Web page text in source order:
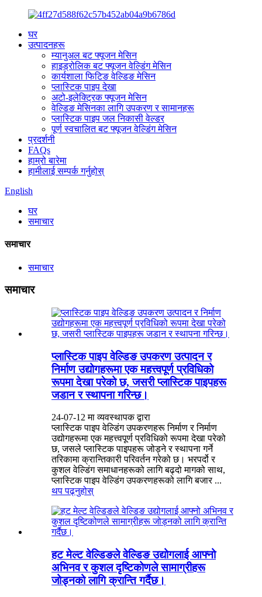
घर
उत्पादनहरू
म्यानुअल बट फ्यूजन मेसिन
हाइड्रोलिक बट फ्यूजन वेल्डिंग मेसिन
कार्यशाला फिटिङ वेल्डिङ मेसिन
प्लास्टिक पाइप देखा
अटो-इलेक्ट्रिक फ्यूजन मेसिन
वेल्डिङ मेसिनका लागि उपकरण र सामानहरू
प्लास्टिक पाइप जल निकासी वेल्डर
पूर्ण स्वचालित बट फ्यूजन वेल्डिंग मेसिन
प्रदर्शनी
FAQs
हाम्रो बारेमा
हामीलाई सम्पर्क गर्नुहोस्
English
घर
समाचार
समाचार
समाचार
समाचार
प्लास्टिक पाइप वेल्डिङ उपकरण उत्पादन र
निर्माण उद्योगहरूमा एक महत्त्वपूर्ण प्रविधिको
रूपमा देखा परेको छ, जसरी प्लास्टिक पाइपहरू
जडान र स्थापना गरिन्छ।
24-07-12 मा व्यवस्थापक द्वारा
प्लास्टिक पाइप वेल्डिंग उपकरणहरू निर्माण र निर्माण
उद्योगहरूमा एक महत्त्वपूर्ण प्रविधिको रूपमा देखा परेको
छ, जसले प्लास्टिक पाइपहरू जोड्ने र स्थापना गर्ने
तरिकामा क्रान्तिकारी परिवर्तन गरेको छ। भरपर्दो र
कुशल वेल्डिंग समाधानहरूको लागि बढ्दो मागको साथ,
प्लास्टिक पाइप वेल्डिंग उपकरणहरूको लागि बजार ...
थप पढ्नुहोस्
हट मेल्ट वेल्डिङले वेल्डिङ उद्योगलाई आफ्नो
अभिनव र कुशल दृष्टिकोणले सामाग्रीहरू
जोड्नको लागि क्रान्ति गर्दैछ।